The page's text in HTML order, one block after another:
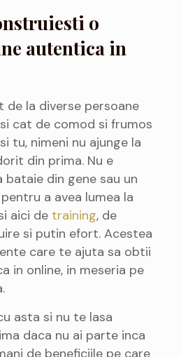
o
autentica in
de la diverse persoane
cat de comod si frumos
tu, nimeni nu ajunge la
din prima. Nu e
din gene sau un
a avea lumea la
aici de training, de
si putin efort. Acestea
care te ajuta sa obtii
in online, in meseria pe
asta si nu te lasa
daca nu ai parte inca
de beneficiile pe care